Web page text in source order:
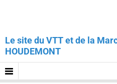
Le site du VTT et de la
HOUDEMONT